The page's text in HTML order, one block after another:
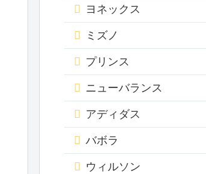
ヨネックス
ミズノ
プリンス
ニューバランス
アディダス
バボラ
ウィルソン